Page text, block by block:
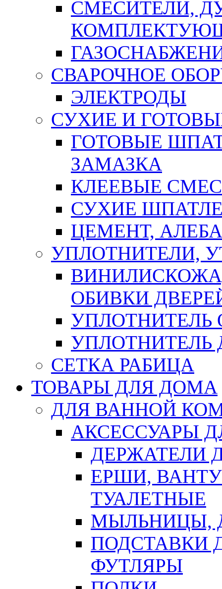
СМЕСИТЕЛИ,
СВАРОЧНОЕ
ЭЛЕКТРОДЫ
СУХИЕ И
ГОТОВЫЕ
ЗАМАЗКА
КЛЕЕВЫЕ
СУХИЕ
ЦЕМЕНТ,
УПЛОТНИТЕЛИ,
ОБИВКИ
УПЛОТНИТЕЛЬ
СЕТКА РАБИЦА
ТОВАРЫ ДЛЯ ДОМА
ДЛЯ ВАННОЙ
АКСЕССУАРЫ
ДЕРЖАТЕЛИ
ЕРШИ,
ТУАЛЕТНЫЕ
МЫЛЬНИЦЫ,
ПОДСТАВКИ
ФУТЛЯРЫ